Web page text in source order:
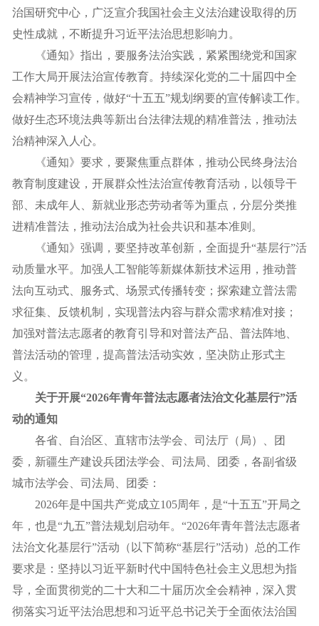
治国研究中心，广泛宣介我国社会主义法治建设取得的历
史性成就，不断提升习近平法治思想影响力。
《通知》指出，要服务法治实践，紧紧围绕党和国家
工作大局开展法治宣传教育。持续深化党的二十届四中全
会精神学习宣传，做好“十五五”规划纲要的宣传解读工作。
做好生态环境法典等新出台法律法规的精准普法，推动法
治精神深入人心。
《通知》要求，要聚焦重点群体，推动公民终身法治
教育制度建设，开展群众性法治宣传教育活动，以领导干
部、未成年人、新就业形态劳动者等为重点，分层分类推
进精准普法，推动法治成为社会共识和基本准则。
《通知》强调，要坚持改革创新，全面提升“基层行”活
动质量水平。加强人工智能等新媒体新技术运用，推动普
法向互动式、服务式、场景式传播转变；探索建立普法需
求征集、反馈机制，实现普法内容与群众需求精准对接；
加强对普法志愿者的教育引导和对普法产品、普法阵地、
普法活动的管理，提高普法活动实效，坚决防止形式主
义。
关于开展“2026年青年普法志愿者法治文化基层行”活
动的通知
各省、自治区、直辖市法学会、司法厅（局）、团
委，新疆生产建设兵团法学会、司法局、团委，各副省级
城市法学会、司法局、团委：
2026年是中国共产党成立105周年，是“十五五”开局之
年，也是“九五”普法规划启动年。“2026年青年普法志愿者
法治文化基层行”活动（以下简称“基层行”活动）总的工作
要求是：坚持以习近平新时代中国特色社会主义思想为指
导，全面贯彻党的二十大和二十届历次全会精神，深入贯
彻落实习近平法治思想和习近平总书记关于全面依法治国